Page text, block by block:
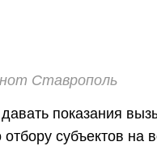
Ставрополь
показания
отбору субъектов на